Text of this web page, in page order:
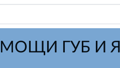
ГУБ И